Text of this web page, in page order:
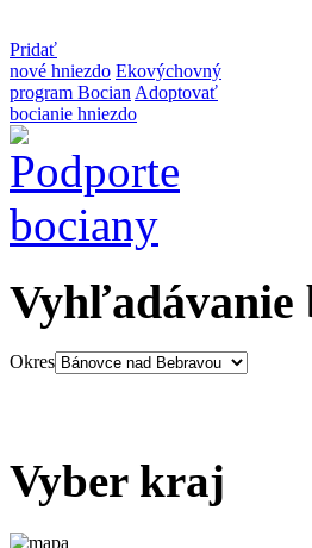
Pridať
nové hniezdo Ekovýchovný
program Bocian Adoptovať
bocianie hniezdo
Vyhľadávanie
Okres
Vyber kraj